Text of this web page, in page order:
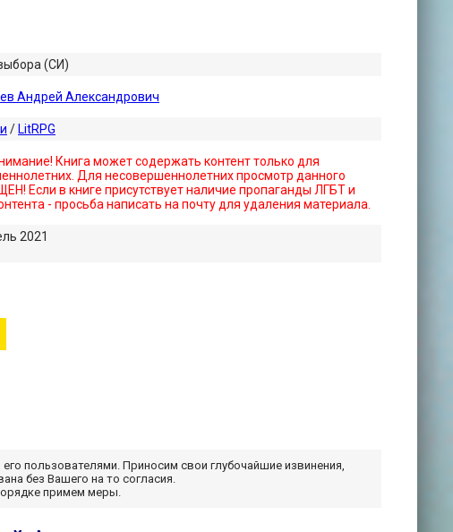
(СИ)
Андрей Александрович
/ LitRPG
Книга может содержать контент только для
Для несовершеннолетних просмотр данного
Если в книге присутствует наличие пропаганды ЛГБТ и
- просьба написать на почту для удаления материала.
2021
пользователями. Приносим свои глубочайшие извинения,
без Вашего на то согласия.
примем меры.